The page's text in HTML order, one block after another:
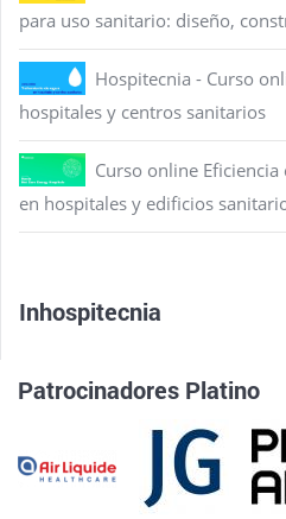
para uso sanitario: diseño,
Hospitecnia - Curso
hospitales y centros sanitarios
Curso online
en hospitales y edificios
Inhospitecnia
Patrocinadores Platino